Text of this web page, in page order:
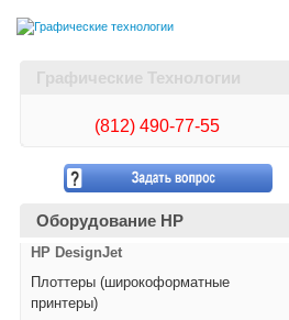
Графические Технологии
(812) 490-77-55
Оборудование HP
HP DesignJet
Плоттеры (широкоформатные
принтеры)